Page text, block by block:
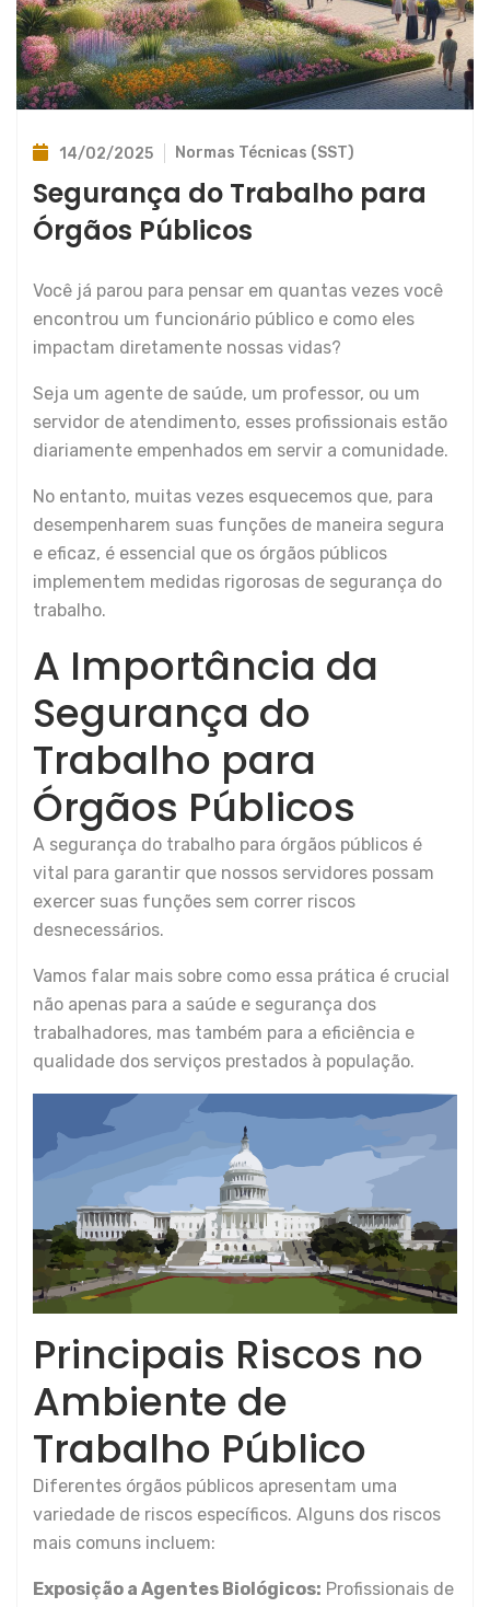
14/02/2025 Normas Técnicas (SST)
Segurança do Trabalho para
Órgãos Públicos
Você já parou para pensar em quantas vezes você
encontrou um funcionário público e como eles
impactam diretamente nossas vidas?
Seja um agente de saúde, um professor, ou um
servidor de atendimento, esses profissionais estão
diariamente empenhados em servir a comunidade.
No entanto, muitas vezes esquecemos que, para
desempenharem suas funções de maneira segura
e eficaz, é essencial que os órgãos públicos
implementem medidas rigorosas de segurança do
trabalho.
A Importância da
Segurança do
Trabalho para
Órgãos Públicos
A segurança do trabalho para órgãos públicos é
vital para garantir que nossos servidores possam
exercer suas funções sem correr riscos
desnecessários.
Vamos falar mais sobre como essa prática é crucial
não apenas para a saúde e segurança dos
trabalhadores, mas também para a eficiência e
qualidade dos serviços prestados à população.
Principais Riscos no
Ambiente de
Trabalho Público
Diferentes órgãos públicos apresentam uma
variedade de riscos específicos. Alguns dos riscos
mais comuns incluem:
Exposição a Agentes Biológicos: Profissionais de